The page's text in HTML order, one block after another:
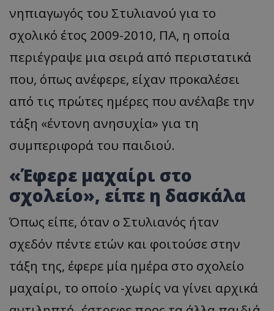
νηπιαγωγός του Στυλιανού για το
σχολικό έτος 2009-2010, ΠΑ, η οποία
περιέγραψε μια σειρά από περιστατικά
που, όπως ανέφερε, είχαν προκαλέσει
από τις πρώτες ημέρες που ανέλαβε την
τάξη «έντονη ανησυχία» για τη
συμπεριφορά του παιδιού.
«Έφερε μαχαίρι στο
σχολείο», είπε η δασκάλα
Όπως είπε, όταν ο Στυλιανός ήταν
σχεδόν πέντε ετών και φοιτούσε στην
τάξη της, έφερε μία ημέρα στο σχολείο
μαχαίρι, το οποίο -χωρίς να γίνει αρχικά